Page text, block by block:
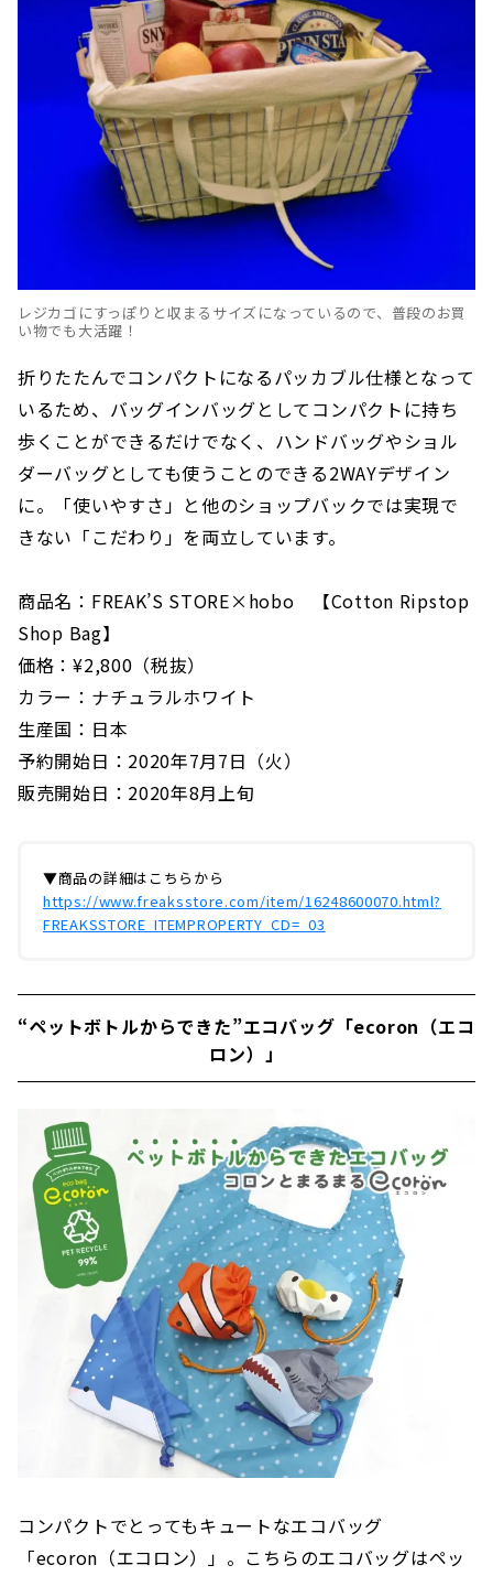
レジカゴにすっぽりと収まるサイズになっているので、普段のお買
い物でも大活躍！
折りたたんでコンパクトになるパッカブル仕様となって
いるため、バッグインバッグとしてコンパクトに持ち
歩くことができるだけでなく、ハンドバッグやショル
ダーバッグとしても使うことのできる2WAYデザイン
に。「使いやすさ」と他のショップバックでは実現で
きない「こだわり」を両立しています。
商品名：FREAK’S STORE×hobo 【Cotton Ripstop
Shop Bag】
価格：¥2,800（税抜）
カラー：ナチュラルホワイト
生産国：日本
予約開始日：2020年7月7日（火）
販売開始日：2020年8月上旬
▼商品の詳細はこちらから
https://www.freaksstore.com/item/16248600070.html?
FREAKSSTORE_ITEMPROPERTY_CD=_03
“ペットボトルからできた”エコバッグ「ecoron（エコ
ロン）」
コンパクトでとってもキュートなエコバッグ
「ecoron（エコロン）」。こちらのエコバッグはペッ